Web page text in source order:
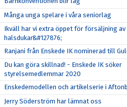
Många unga spelare i våra seniorlag
Ikväll har vi extra öppet för försäljning av
halsdukar&#127876;
Ranjani från Enskede IK nominerad till
Du kan göra skillnad! - Enskede IK söker
styrelsemedlemmar 2020
Enskedemodellen och artikelserie i
Jerry Söderström har lämnat oss